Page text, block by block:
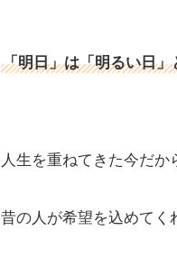
「明日」は「明るい日」
人生を重ねてきた今だか
昔の人が希望を込めてく